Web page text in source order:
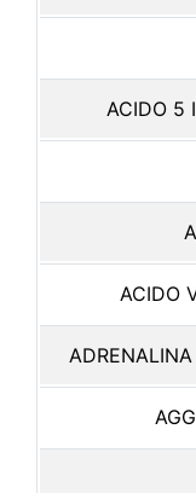
ACIDO 5
ACIDO